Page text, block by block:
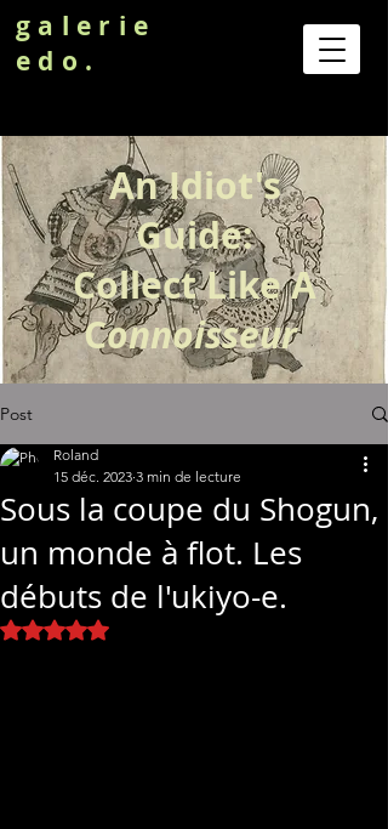
galerie
edo.
An Idiot's
Guide:
Collect Like A
Connoisseur
Post
Sous la coupe du Shogun,
un monde à flot. Les
débuts de l'ukiyo-e.
Roland
15 déc. 2023 3 min de lecture
Noté NaN étoiles sur 5.